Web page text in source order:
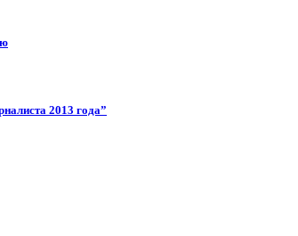
2013 года”